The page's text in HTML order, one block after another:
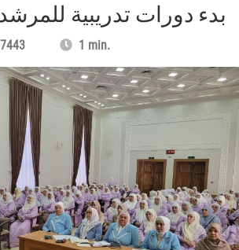
بدء دورات تدريبية
1 min.